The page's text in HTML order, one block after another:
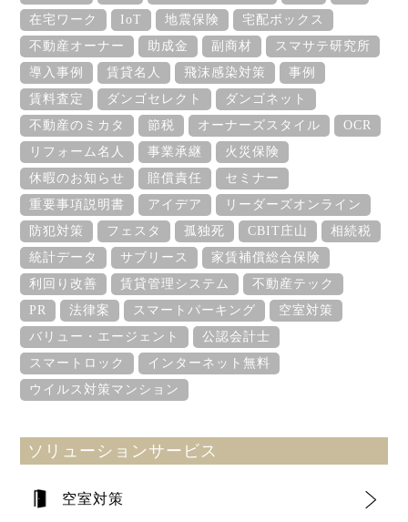
在宅ワーク IoT 地震保険
宅配ボックス
不動産オーナー
助成金 副商材
スマサテ研究所
導入事例
賃貸名人 飛沫感染対策
事例
賃料査定
ダンゴセレクト
ダンゴネット
不動産のミカタ
節税 オーナーズスタイル
OCR
リフォーム名人
事業承継
火災保険
休暇のお知らせ
賠償責任
セミナー
重要事項説明書
アイデア
リーダーズオンライン
防犯対策
フェスタ 孤独死 CBIT庄山
相続税
統計データ
サブリース
家賃補償総合保険
利回り改善
賃貸管理システム
不動産テック
PR
法律案 スマートパーキング
空室対策
バリュー・エージェント
公認会計士
スマートロック
インターネット無料
ウイルス対策マンション
ソリューションサービス
空室対策